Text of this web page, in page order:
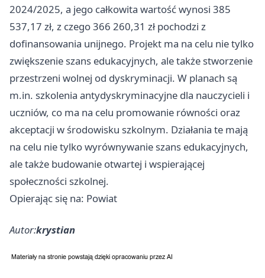
2024/2025, a jego całkowita wartość wynosi 385
537,17 zł, z czego 366 260,31 zł pochodzi z
dofinansowania unijnego. Projekt ma na celu nie tylko
zwiększenie szans edukacyjnych, ale także stworzenie
przestrzeni wolnej od dyskryminacji. W planach są
m.in. szkolenia antydyskryminacyjne dla nauczycieli i
uczniów, co ma na celu promowanie równości oraz
akceptacji w środowisku szkolnym. Działania te mają
na celu nie tylko wyrównywanie szans edukacyjnych,
ale także budowanie otwartej i wspierającej
społeczności szkolnej.
Opierając się na: Powiat
Autor:krystian